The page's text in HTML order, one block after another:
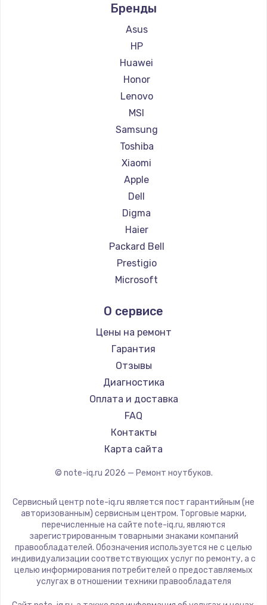
Ремонт ноутбуков Aquarius
Ремонт ноутбуков Gigabyte
Ремонт ноутбуков Aorus
Ремонт ноутбуков Maibenben
Ремонт ноутбуков Getac
Ремонт ноутбуков Epson
Ремонт ноутбуков Philips
Ремонт ноутбуков LG
Ремонт ноутбуков Panasonic
Ремонт ноутбуков Irbis
Ремонт ноутбуков Thunderobot
Ремонт ноутбуков Hasee
Ремонт ноутбуков ZTE
Ремонт ноутбуков Hiper
Ремонт ноутбуков Evga
Ремонт ноутбуков Google
Ремонт ноутбуков Echips
Ремонт ноутбуков Predator
Ремонт ноутбуков iru
Ремонт ноутбуков Machenike
Ремонт ноутбуков DEXP
Ремонт ноутбуков Teclast
Ремонт ноутбуков CHUWI
Ремонт ноутбуков Colorful
Бренды
Asus
HP
Huawei
Honor
Lenovo
MSI
Samsung
Toshiba
Xiaomi
Apple
Dell
Digma
Haier
Packard Bell
Prestigio
Microsoft
Aquarius
Gigabyte
Aorus
Maibenben
Getac
Epson
Philips
LG
Panasonic
ZTE
Hiper
Evga
Google
Echips
О сервисе
Цены на ремонт
Гарантия
Отзывы
Диагностика
Оплата и доставка
FAQ
Контакты
Карта сайта
© note-iq.ru 2026 — Ремонт ноутбуков.
Сервисный центр note-iq.ru является пост гарантийным (не
авторизованным) сервисным центром. Торговые марки,
перечисленные на сайте note-iq.ru, являются
зарегистрированным товарными знаками компаний
правообладателей. Обозначения используется не с целью
индивидуализации соответствующих услуг по ремонту, а с
целью информирования потребителей о предоставляемых
услугах в отношении техники правообладателя